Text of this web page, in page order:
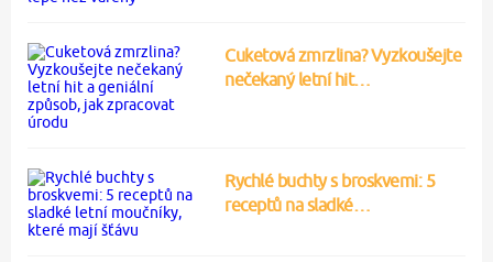
Cuketová zmrzlina? Vyzkoušejte
nečekaný letní hit…
Rychlé buchty s broskvemi: 5
receptů na sladké…